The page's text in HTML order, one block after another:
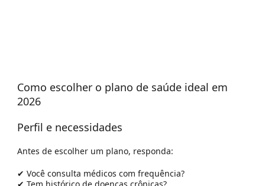
Como escolher o plano de saúde ideal em
2026
Perfil e necessidades
Antes de escolher um plano, responda:
✔ Você consulta médicos com frequência?